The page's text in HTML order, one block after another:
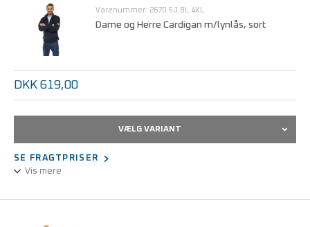
Kan maskinvaskes ved 40°C.
Størrelser fra S - 5XL.
Varenummer: 2670.SJ.BL.4XL
Dame og Herre Cardigan m/lynlås, sort
DKK 619,00
VÆLG VARIANT
SE FRAGTPRISER
Vis mere